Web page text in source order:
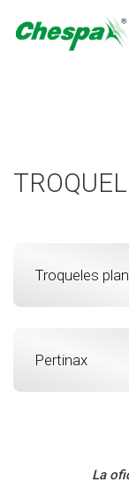
Troqueles
Pertinax
La